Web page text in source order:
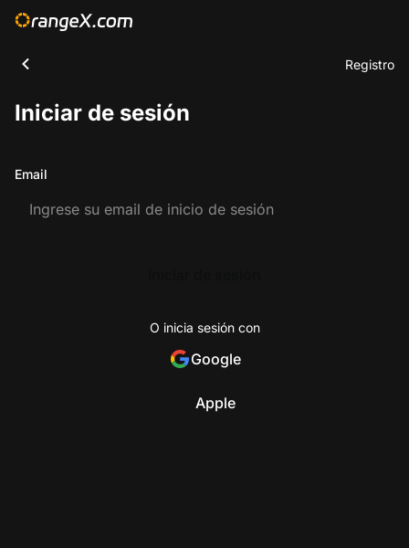
Registro
Iniciar de sesión
Email
O inicia sesión con
Google
Apple